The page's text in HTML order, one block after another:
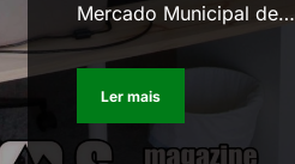
Mercado Municipal de…
Ler mais